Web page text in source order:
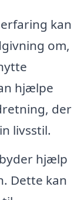
kan
om,
hjælpe
der
livsstil.
hjælp
Dette kan